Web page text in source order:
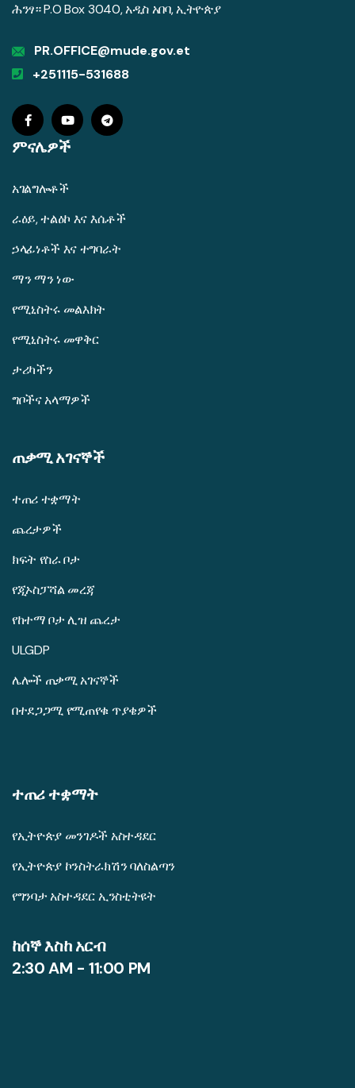
ሕንፃ። P.O Box 3040, አዲስ አበባ, ኢትዮጵያ
PR.OFFICE@mude.gov.et
+251115-531688
ምናሌዎች
አገልግሎቶች
ራዕይ, ተልዕኮ እና እሴቶች
ኃላፊነቶች እና ተግባራት
ማን ማን ነው
የሚኒስትሩ መልእክት
የሚኒስትሩ መዋቅር
ታሪካችን
ግቦችና አላማዎች
ጠቃሚ አገናኞች
ተጠሪ ተቋማት
ጨረታዎች
ክፍት የስራ ቦታ
የጂኦስፓሻል መረጃ
የከተማ ቦታ ሊዝ ጨረታ
ULGDP
ሌሎች ጠቃሚ አገናኞች
በተደጋጋሚ የሚጠየቁ ጥያቄዎች
ተጠሪ ተቋማት
የኢትዮጵያ መንገዶች አስተዳደር
የኢትዮጵያ ኮንስትራክሽን ባለስልጣን
የግንባታ አስተዳደር ኢንስቲትዩት
ከሰኞ እስከ አርብ
2:30 AM - 11:00 PM